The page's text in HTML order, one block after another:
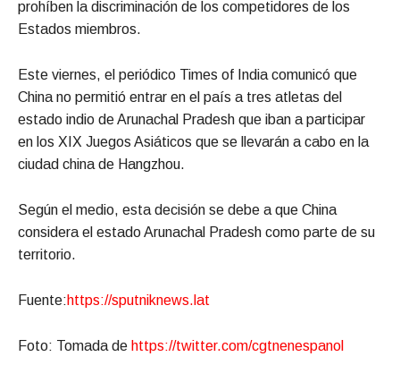
prohíben la discriminación de los competidores de los
Estados miembros.
Este viernes, el periódico Times of India comunicó que
China no permitió entrar en el país a tres atletas del
estado indio de Arunachal Pradesh que iban a participar
en los XIX Juegos Asiáticos que se llevarán a cabo en la
ciudad china de Hangzhou.
Según el medio, esta decisión se debe a que China
considera el estado Arunachal Pradesh como parte de su
territorio.
Fuente:https://sputniknews.lat
Foto: Tomada de https://twitter.com/cgtnenespanol